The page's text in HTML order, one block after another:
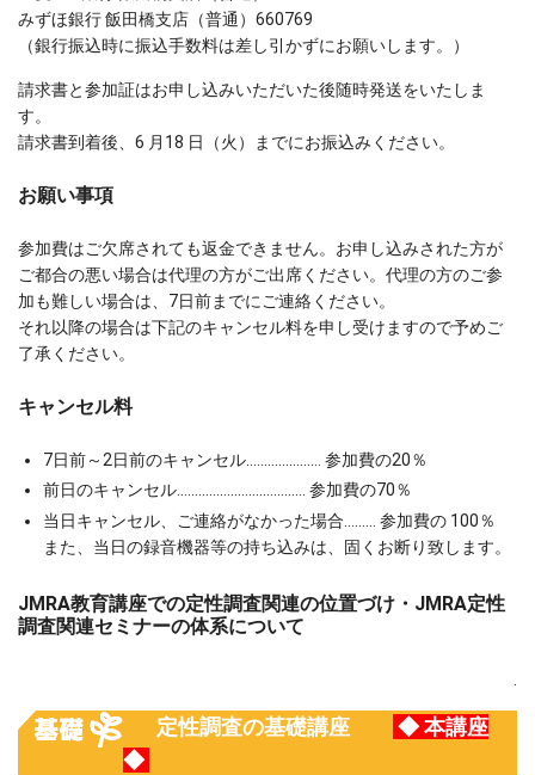
みずほ銀行 飯田橋支店（普通）660769
（銀行振込時に振込手数料は差し引かずにお願いします。）
請求書と参加証はお申し込みいただいた後随時発送をいたしま
す。
請求書到着後、6 月18 日（火）までにお振込みください。
お願い事項
参加費はご欠席されても返金できません。お申し込みされた方が
ご都合の悪い場合は代理の方がご出席ください。代理の方のご参
加も難しい場合は、7日前までにご連絡ください。
それ以降の場合は下記のキャンセル料を申し受けますので予めご
了承ください。
キャンセル料
7日前～2日前のキャンセル………………… 参加費の20％
前日のキャンセル……………………………… 参加費の70％
当日キャンセル、ご連絡がなかった場合……… 参加費の 100％
また、当日の録音機器等の持ち込みは、固くお断り致します。
JMRA教育講座での定性調査関連の位置づけ・JMRA定性
調査関連セミナーの体系について
定性調査の基礎講座
◆ 本講座
◆